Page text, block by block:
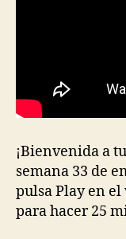
¡Bienvenida a
semana 33 de
pulsa Play en
para hacer 25